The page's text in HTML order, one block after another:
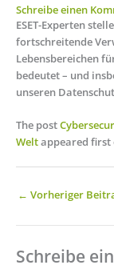
Schreibe einen
ESET-Experten
fortschreitende
Lebensbereichen
bedeutet – und
unseren
The post
Weltappeared first
← Vorheriger
Schreibe